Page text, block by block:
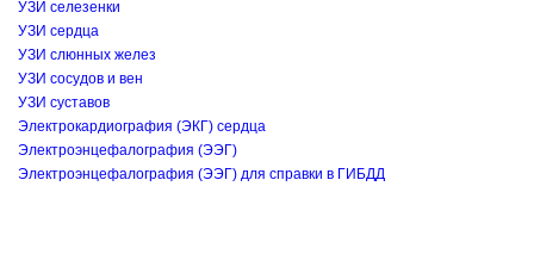
УЗИ селезенки
УЗИ сердца
УЗИ слюнных желез
УЗИ сосудов и вен
УЗИ суставов
Электрокардиография (ЭКГ) сердца
Электроэнцефалография (ЭЭГ)
Электроэнцефалография (ЭЭГ) для справки в ГИБДД